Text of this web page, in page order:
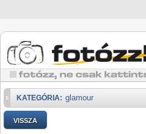
KATEGÓRIA: glamour
VISSZA